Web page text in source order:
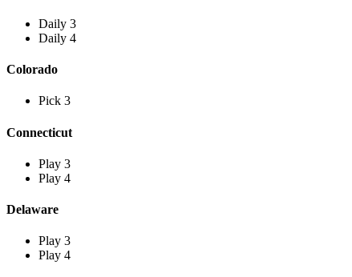
Daily 3
Daily 4
Colorado
Pick 3
Connecticut
Play 3
Play 4
Delaware
Play 3
Play 4